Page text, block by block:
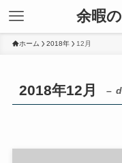
余暇
ホーム 2018年 12月
2018年12月 –